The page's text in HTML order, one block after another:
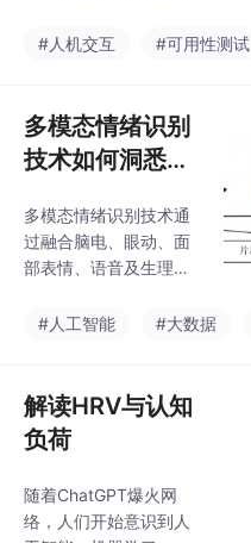
对象，通过对表面肌电
于自然整合的交互性手
势研究却很少。分析自
然整合手势疲劳的能量
页、玩游戏、打字，可
为设计更符合人体工效
学的互联网产品提供建
#人机交互 #可用性测试
多模态情绪识别
技术如何洞悉人
多模态情绪识别技术通
过融合脑电、眼动、面
部表情、语音及生理信
人类情绪状态的精准识
据，通过特征提取与模
型融合提升识别准确
率，可应用于驾驶安
#人工智能 #大数据
解读HRV与认知
负荷
随着ChatGPT爆火网
络，人们开始意识到人